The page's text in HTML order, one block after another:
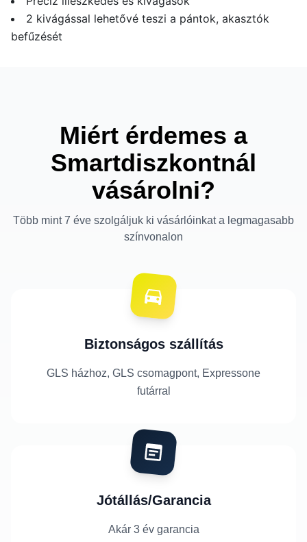
2 kivágással lehetővé teszi a pántok, akasztók
befűzését
Miért érdemes a
Smartdiszkontnál
vásárolni?
Több mint 7 éve szolgáljuk ki vásárlóinkat a legmagasabb
színvonalon
Biztonságos szállítás
GLS házhoz, GLS csomagpont, Expressone
futárral
Jótállás/Garancia
Akár 3 év garancia